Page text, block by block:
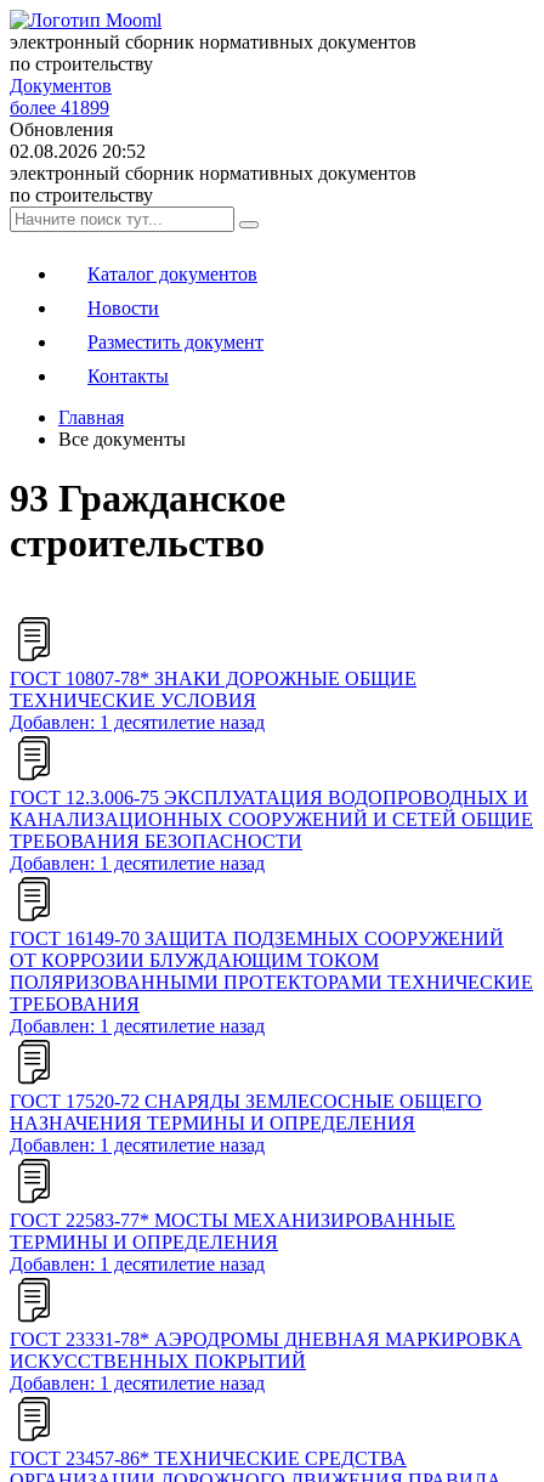
электронный сборник нормативных документов
по строительству
Документов
более 41899
Обновления
02.08.2026 20:52
электронный сборник нормативных документов
по строительству
Каталог документов
Новости
Разместить документ
Контакты
Главная
Все документы
93 Гражданское
строительство
ГОСТ 10807-78* ЗНАКИ ДОРОЖНЫЕ ОБЩИЕ
ТЕХНИЧЕСКИЕ УСЛОВИЯ
Добавлен: 1 десятилетие назад
ГОСТ 12.3.006-75 ЭКСПЛУАТАЦИЯ ВОДОПРОВОДНЫХ И
КАНАЛИЗАЦИОННЫХ СООРУЖЕНИЙ И СЕТЕЙ ОБЩИЕ
ТРЕБОВАНИЯ БЕЗОПАСНОСТИ
Добавлен: 1 десятилетие назад
ГОСТ 16149-70 ЗАЩИТА ПОДЗЕМНЫХ СООРУЖЕНИЙ
ОТ КОРРОЗИИ БЛУЖДАЮЩИМ ТОКОМ
ПОЛЯРИЗОВАННЫМИ ПРОТЕКТОРАМИ ТЕХНИЧЕСКИЕ
ТРЕБОВАНИЯ
Добавлен: 1 десятилетие назад
ГОСТ 17520-72 СНАРЯДЫ ЗЕМЛЕСОСНЫЕ ОБЩЕГО
НАЗНАЧЕНИЯ ТЕРМИНЫ И ОПРЕДЕЛЕНИЯ
Добавлен: 1 десятилетие назад
ГОСТ 22583-77* МОСТЫ МЕХАНИЗИРОВАННЫЕ
ТЕРМИНЫ И ОПРЕДЕЛЕНИЯ
Добавлен: 1 десятилетие назад
ГОСТ 23331-78* АЭРОДРОМЫ ДНЕВНАЯ МАРКИРОВКА
ИСКУССТВЕННЫХ ПОКРЫТИЙ
Добавлен: 1 десятилетие назад
ГОСТ 23457-86* ТЕХНИЧЕСКИЕ СРЕДСТВА